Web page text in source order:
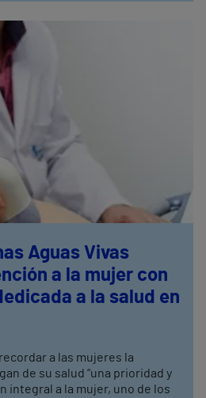
Aguas Vivas
a la mujer con
a la salud en
a las mujeres la
de su salud “una prioridad y
integral a la mujer, uno de los